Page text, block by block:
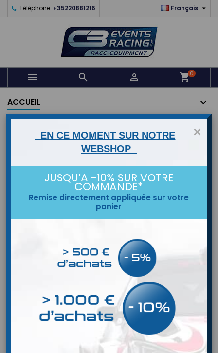
Téléphone: +35220881216 Français 
   shopping_cart0
ACCUEIL
×
EN CE MOMENT SUR NOTRE
WEBSHOP
JUSQU’A -10% SUR VOTRE
COMMANDE*
Remise directement appliquée sur votre
panier